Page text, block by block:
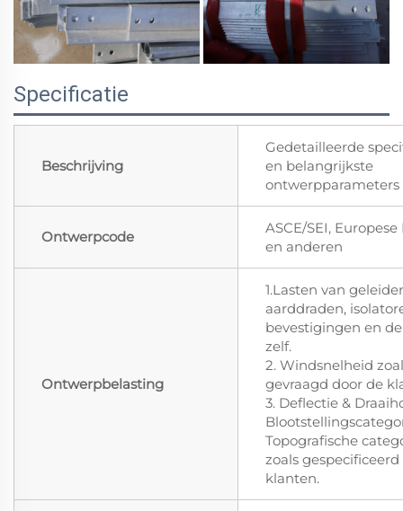
Specificatie
Beschrijving
Gedetailleerde
en belangrijkste
ontwerpparameters
Ontwerpcode
ASCE/SEI,
en anderen
Ontwerpbelasting
1.Lasten van
aarddraden,
bevestigingen en
zelf.
2. Windsnelheid
gevraagd door de
3. Deflectie &
Topografische
zoals
klanten.